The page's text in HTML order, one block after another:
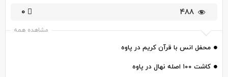
۴۸۸ 0
مشاهده همه
محفل انس با قرآن کریم در پاوه
کاشت ۱۰۰ اصله نهال در پاوه